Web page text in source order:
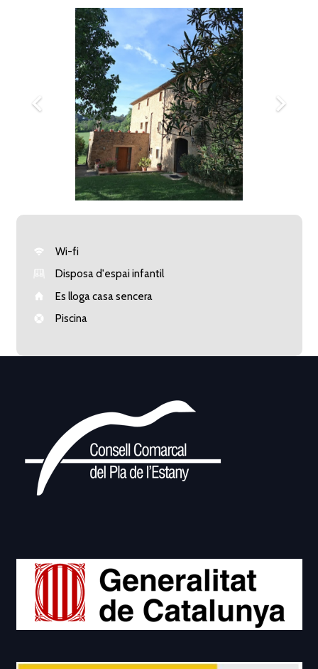
Wi-fi
Disposa d'espai infantil
Es lloga casa sencera
Piscina